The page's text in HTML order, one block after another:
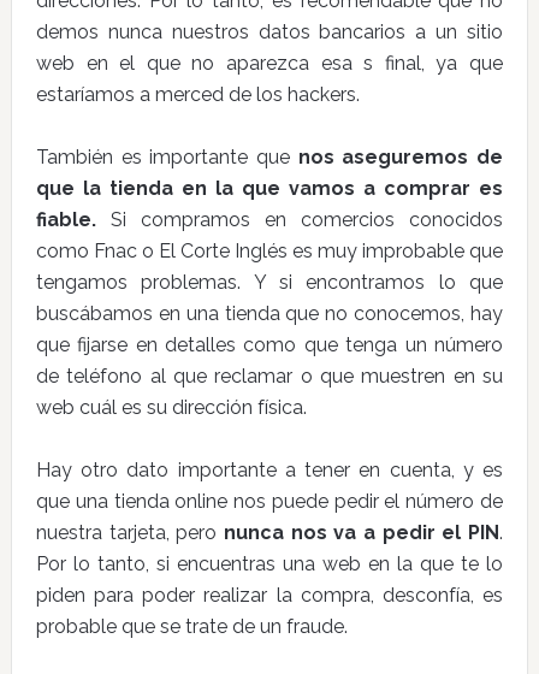
demos nunca nuestros datos bancarios a un sitio
web en el que no aparezca esa s final, ya que
estaríamos a merced de los hackers.
También es importante que nos aseguremos de
que la tienda en la que vamos a comprar es
fiable.Si compramos en comercios conocidos
como Fnac o El Corte Inglés es muy improbable que
tengamos problemas. Y si encontramos lo que
buscábamos en una tienda que no conocemos, hay
que fijarse en detalles como que tenga un número
de teléfono al que reclamar o que muestren en su
web cuál es su dirección física.
Hay otro dato importante a tener en cuenta, y es
que una tienda online nos puede pedir el número de
nuestra tarjeta, pero nunca nos va a pedir el PIN.
Por lo tanto, si encuentras una web en la que te lo
piden para poder realizar la compra, desconfía, es
probable que se trate de un fraude.